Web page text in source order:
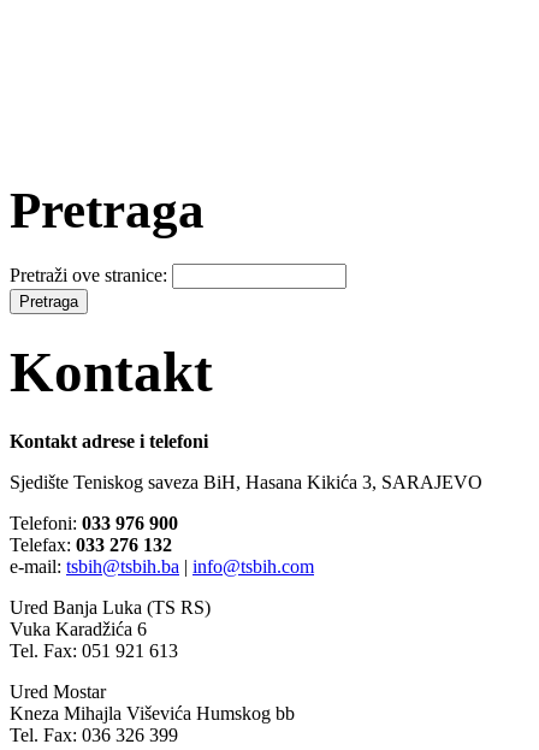
Pretraga
Pretraži ove stranice:
Kontakt
Kontakt adrese i telefoni
Sjedište Teniskog saveza BiH, Hasana Kikića 3, SARAJEVO
Telefoni: 033 976 900
Telefax: 033 276 132
e-mail: tsbih@tsbih.ba | info@tsbih.com
Ured Banja Luka (TS RS)
Vuka Karadžića 6
Tel. Fax: 051 921 613
Ured Mostar
Kneza Mihajla Viševića Humskog bb
Tel. Fax: 036 326 399